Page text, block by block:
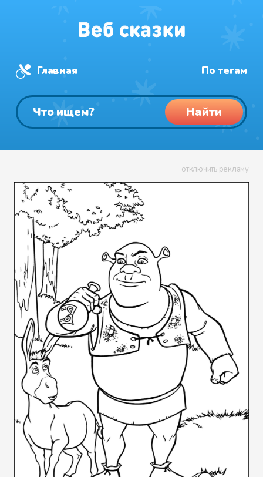
Главная По тегам
Найти
отключить рекламу